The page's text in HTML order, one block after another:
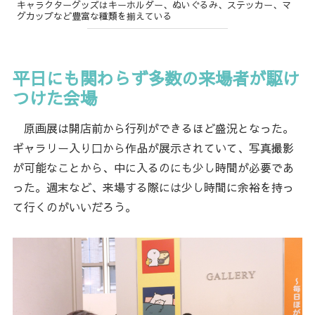
キャラクターグッズはキーホルダー、ぬいぐるみ、ステッカー、マ
グカップなど豊富な種類を揃えている
平日にも関わらず多数の来場者が駆け
つけた会場
原画展は開店前から行列ができるほど盛況となった。
ギャラリー入り口から作品が展示されていて、写真撮影
が可能なことから、中に入るのにも少し時間が必要であ
った。週末など、来場する際には少し時間に余裕を持っ
て行くのがいいだろう。